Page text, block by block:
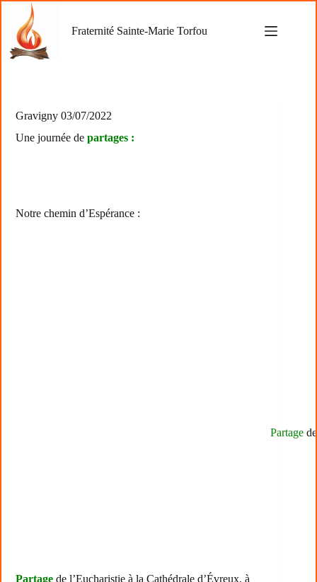
contenu
Fraternité Sainte-Marie Torfou
Gravigny 03/07/2022
Une journée de partages :
Notre chemin d’Espérance :
Partagede
Partage de l’Eucharistie à la Cathédrale d’Évreux, à